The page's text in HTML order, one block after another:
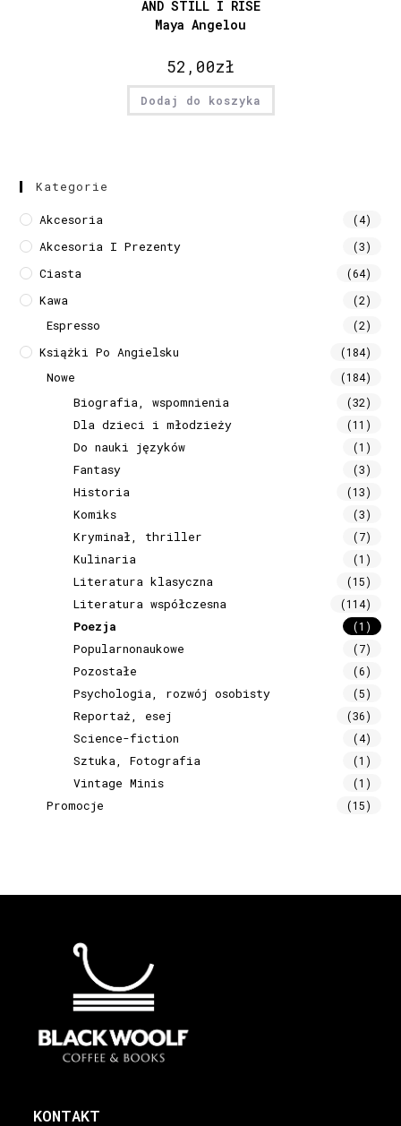
AND STILL I RISE
Maya Angelou
52,00zł
Dodaj do koszyka
Kategorie
Akcesoria (4)
Akcesoria I Prezenty (3)
Ciasta (64)
Kawa (2)
Espresso (2)
Książki Po Angielsku (184)
Nowe (184)
Biografia, wspomnienia (32)
Dla dzieci i młodzieży (11)
Do nauki języków (1)
Fantasy (3)
Historia (13)
Komiks (3)
Kryminał, thriller (7)
Kulinaria (1)
Literatura klasyczna (15)
Literatura współczesna (114)
Poezja (1)
Popularnonaukowe (7)
Pozostałe (6)
Psychologia, rozwój osobisty (5)
Reportaż, esej (36)
Science-fiction (4)
Sztuka, Fotografia (1)
Vintage Minis (1)
Promocje (15)
KONTAKT